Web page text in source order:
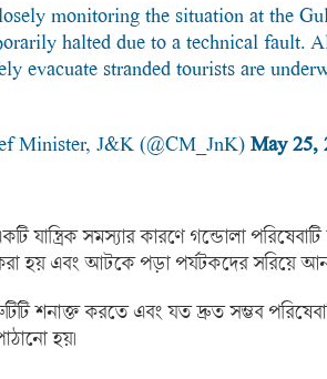
monitoring the situation at the
halted due to a technical fault.
evacuate stranded tourists are
Minister, J&K (@CM_JnK) May 25,
যান্ত্রিক সমস্যার কারণে গন্ডোলা
হয় এবং আটকে পড়া পর্যটকদের সরিয়ে
শনাক্ত করতে এবং যত দ্রুত সম্ভব
হয়।